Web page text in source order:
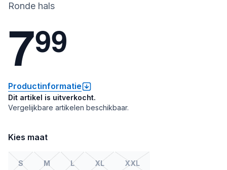
Ronde hals
799
Productinformatie
Dit artikel is uitverkocht.
Vergelijkbare artikelen beschikbaar.
Kies maat
S M L XL XXL